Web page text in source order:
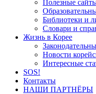
Полезные
Библиотеки и
Словари и
Жизнь в Корее
Новости
Интересные
SOS!
Контакты
НАШИ ПАРТНЁРЫ